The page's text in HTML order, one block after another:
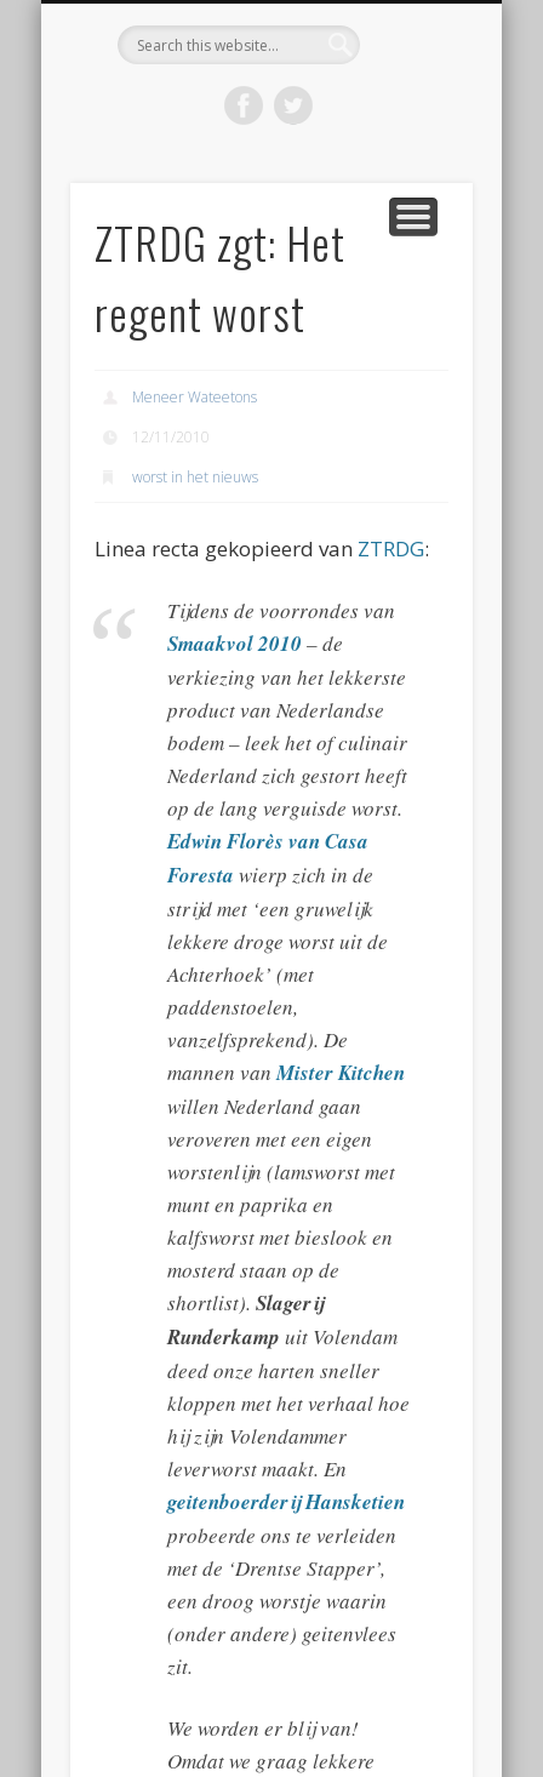
Worstlog
ZTRDG zgt: Het
regent worst
Meneer Wateetons
12/11/2010
worst in het nieuws
Linea recta gekopieerd van ZTRDG:
Tijdens de voorrondes van
Smaakvol 2010 – de
verkiezing van het lekkerste
product van Nederlandse
bodem – leek het of culinair
Nederland zich gestort heeft
op de lang verguisde worst.
Edwin Florès van Casa
Foresta wierp zich in de
strijd met ‘een gruwelijk
lekkere droge worst uit de
Achterhoek’ (met
paddenstoelen,
vanzelfsprekend). De
mannen vanMister Kitchen
willen Nederland gaan
veroveren met een eigen
worstenlijn (lamsworst met
munt en paprika en
kalfsworst met bieslook en
mosterd staan op de
shortlist). Slagerij
Runderkamp uit Volendam
deed onze harten sneller
kloppen met het verhaal hoe
hij zijn Volendammer
leverworst maakt. En
geitenboerderij Hansketien
probeerde ons te verleiden
met de ‘Drentse Stapper’,
een droog worstje waarin
(onder andere) geitenvlees
zit.
We worden er blij van!
Omdat we graag lekkere